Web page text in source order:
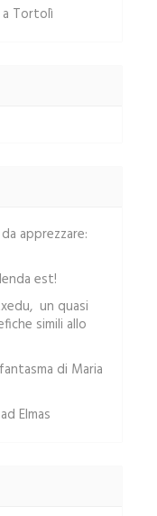
a Tortolì
apprezzare:
est!
un quasi
simili allo
di Maria
Elmas